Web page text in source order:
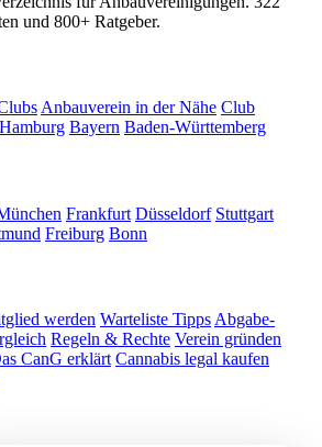
und 800+ Ratgeber.
Anbauverein in der Nähe Club
Hamburg Bayern Baden-Württemberg
Frankfurt Düsseldorf Stuttgart
Freiburg Bonn
werden Warteliste Tipps Abgabe-
Regeln & Rechte Verein gründen
CanG erklärt Cannabis legal kaufen